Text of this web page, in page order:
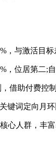
与激活目标
居第二;自
助付费控制
词定向月环
人群，丰